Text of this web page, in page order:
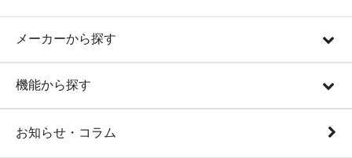
メーカーから探す
機能から探す
お知らせ・コラム